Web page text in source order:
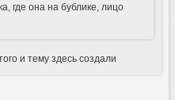
где она на бублике, лицо
и тему здесь создали